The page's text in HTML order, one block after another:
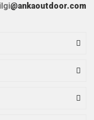
@ankaoutdoor.com